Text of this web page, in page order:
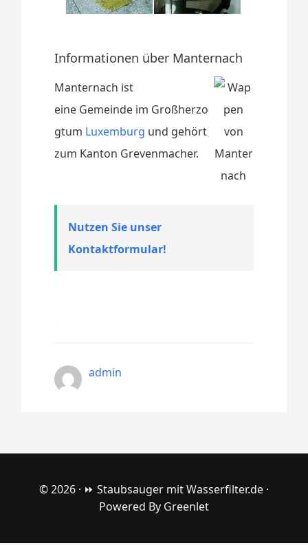
Informationen über Manternach
Manternach ist
eine Gemeinde im Großherzo
gtum Luxemburg und gehört
zum Kanton Grevenmacher.
Nutzen Sie unser
Kontaktformular!
admin
© 2026 · ⏩ Staubsauger mit Wasserfilter.de ·
Powered By Greenlet